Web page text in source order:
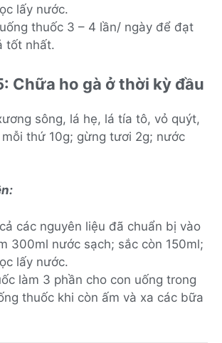
lấy nước.
thuốc 3 – 4 lần/ ngày để đạt
tốt nhất.
Chữa ho gà ở thời kỳ đầu
sông, lá hẹ, lá tía tô, vỏ quýt,
thứ 10g; gừng tươi 2g; nước
các nguyên liệu đã chuẩn bị vào
300ml nước sạch; sắc còn 150ml;
lấy nước.
làm 3 phần cho con uống trong
thuốc khi còn ấm và xa các bữa